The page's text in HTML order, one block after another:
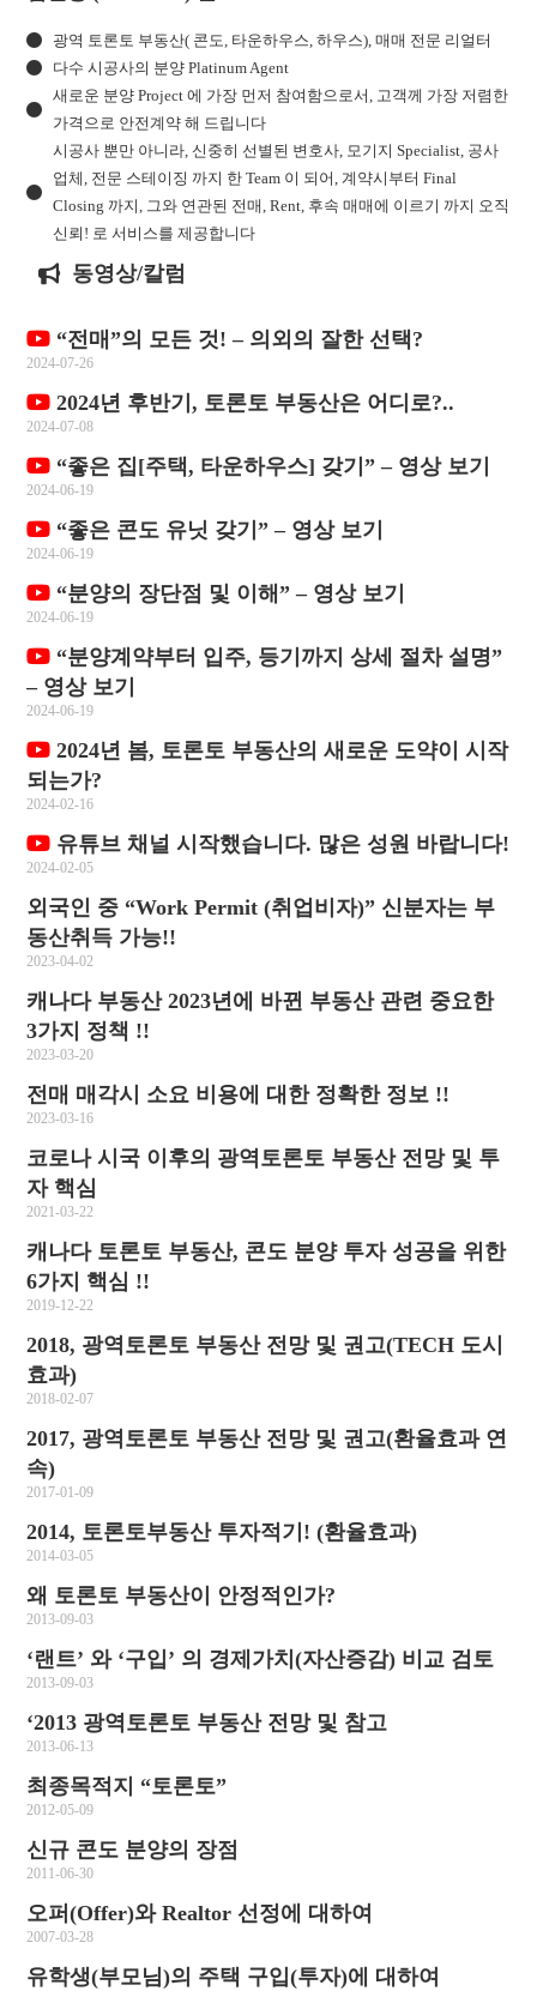
광역 토론토 부동산( 콘도, 타운하우스, 하우스), 매매 전문 리얼터
다수 시공사의 분양 Platinum Agent
새로운 분양 Project 에 가장 먼저 참여함으로서, 고객께 가장 저렴한
가격으로 안전계약 해 드립니다
시공사 뿐만 아니라, 신중히 선별된 변호사, 모기지 Specialist, 공사
업체, 전문 스테이징 까지 한 Team 이 되어, 계약시부터 Final
Closing 까지, 그와 연관된 전매, Rent, 후속 매매에 이르기 까지 오직
신뢰! 로 서비스를 제공합니다
동영상/칼럼
“전매”의 모든 것! – 의외의 잘한 선택?
2024-07-26
2024년 후반기, 토론토 부동산은 어디로?..
2024-07-08
“좋은 집[주택, 타운하우스] 갖기” – 영상 보기
2024-06-19
“좋은 콘도 유닛 갖기” – 영상 보기
2024-06-19
“분양의 장단점 및 이해” – 영상 보기
2024-06-19
“분양계약부터 입주, 등기까지 상세 절차 설명”
– 영상 보기
2024-06-19
2024년 봄, 토론토 부동산의 새로운 도약이 시작
되는가?
2024-02-16
유튜브 채널 시작했습니다. 많은 성원 바랍니다!
2024-02-05
외국인 중 “Work Permit (취업비자)” 신분자는 부
동산취득 가능!!
2023-04-02
캐나다 부동산 2023년에 바뀐 부동산 관련 중요한
3가지 정책 !!
2023-03-20
전매 매각시 소요 비용에 대한 정확한 정보 !!
2023-03-16
코로나 시국 이후의 광역토론토 부동산 전망 및 투
자 핵심
2021-03-22
캐나다 토론토 부동산, 콘도 분양 투자 성공을 위한
6가지 핵심 !!
2019-12-22
2018, 광역토론토 부동산 전망 및 권고(TECH 도시
효과)
2018-02-07
2017, 광역토론토 부동산 전망 및 권고(환율효과 연
속)
2017-01-09
2014, 토론토부동산 투자적기! (환율효과)
2014-03-05
왜 토론토 부동산이 안정적인가?
2013-09-03
‘랜트’ 와 ‘구입’ 의 경제가치(자산증감) 비교 검토
2013-09-03
‘2013 광역토론토 부동산 전망 및 참고
2013-06-13
최종목적지 “토론토”
2012-05-09
신규 콘도 분양의 장점
2011-06-30
오퍼(Offer)와 Realtor 선정에 대하여
2007-03-28
유학생(부모님)의 주택 구입(투자)에 대하여